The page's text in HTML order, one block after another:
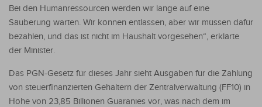
Bei den Humanressourcen werden wir lange auf eine
Säuberung warten. Wir können entlassen, aber wir müssen dafür
bezahlen, und das ist nicht im Haushalt vorgesehen“, erklärte
der Minister.
Das PGN-Gesetz für dieses Jahr sieht Ausgaben für die Zahlung
von steuerfinanzierten Gehältern der Zentralverwaltung (FF10) in
Höhe von 23,85 Billionen Guaranies vor, was nach dem im